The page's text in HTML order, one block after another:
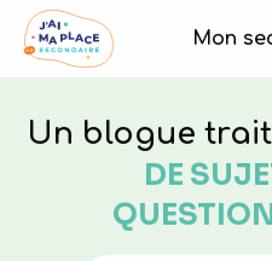
Mon
Un blogue
DE